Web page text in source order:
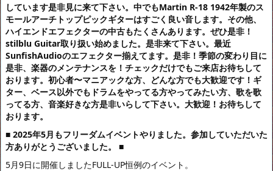
しています是非見に来て下さい。中でもMartin R-18 1942年製のス
モールアーチトップピックギターはすごく良い音します。その他、
ハイエンドエフェクターの中古もたくさんあります。ぜひ是非！
stilblu Guitar取り扱い始めました。是非来て下さい。最近
SunfishAudioのエフェクター揃えてます。是非！ 季節の変わり目に
是非、楽器のメンテナンスを！チェックだけでもご来店お待ちして
おります。初心者〜マニアックな方、どんな方でも大歓迎です！ギ
ター、ベース以外でもドラムをやってる方やってみたい方、歌を歌
ってる方、音楽好きな方是非いらして下さい。大歓迎！お待ちして
おります。
■ 2025年5月もフリーダムイベントやりました。参加していただいた
方ありがとうございました。
■
5月9日に開催しましたFULL-UP恒例のイベント。